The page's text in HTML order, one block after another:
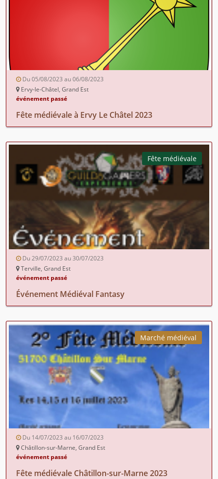
Du 05/08/2023 au 06/08/2023
Ervy-le-Châtel, Grand Est
événement passé
Fête médiévale à Ervy Le Châtel 2023
Fête médiévale
Du 29/07/2023 au 30/07/2023
Terville, Grand Est
événement passé
Événement Médiéval Fantasy
Marché médiéval
Du 14/07/2023 au 16/07/2023
Châtillon-sur-Marne, Grand Est
événement passé
Fête médiévale Châtillon-sur-Marne 2023